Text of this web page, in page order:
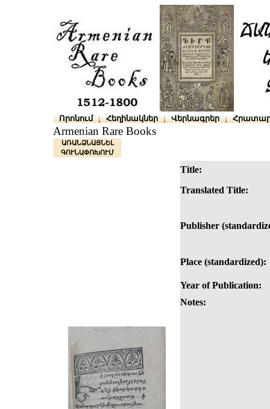
Որոնում Հեղինակներ Վերնագրեր
Armenian Rare Books
ԱՌԱՆՁՆԱՑՆԵԼ
ԳՈՒՆԱՓՈԽՈՒՄ
Title:
Translated Title:
Publisher
Place (standardized):
Year of Publication:
Notes: